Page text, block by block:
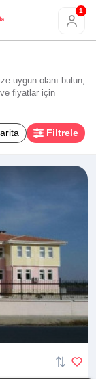
1
uygun olanı bulun;
fiyatlar için
Filtrele